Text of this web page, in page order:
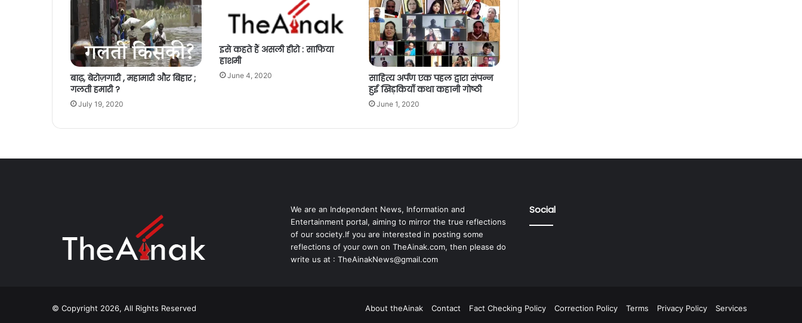
बाढ़, बेरोज़गारी , महामारी और बिहार ;
गलती हमारी ?
July 19, 2020
इसे कहते हैं असली हीरो : साफिया
हाशमी
June 4, 2020
साहित्य अर्पण एक पहल द्वारा संपन्न
हुई खिड़कियाँ कथा कहानी गोष्ठी
June 1, 2020
We are an Independent News, Information and
Entertainment portal, aiming to mirror the true reflections
of our society.If you are interested in posting some
reflections of your own on TheAinak.com, then please do
write us at : TheAinakNews@gmail.com
Social
© Copyright 2026, All Rights Reserved About theAinak Contact Fact Checking Policy Correction Policy Terms Privacy Policy Services